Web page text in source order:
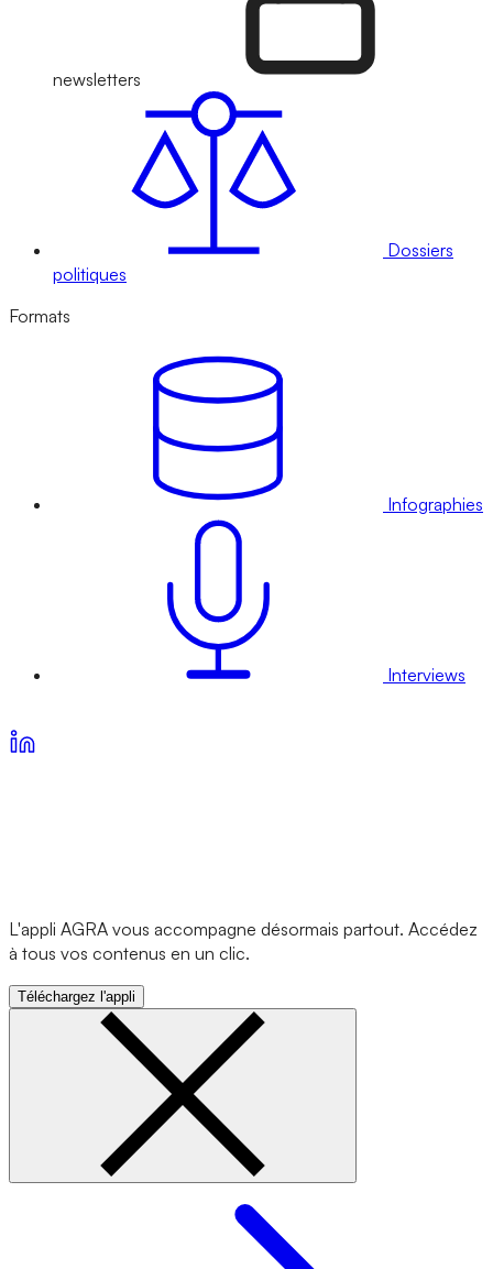
newsletters
Dossiers
politiques
Formats
Infographies
Interviews
L'appli AGRA vous accompagne désormais partout. Accédez
à tous vos contenus en un clic.
Téléchargez l'appli